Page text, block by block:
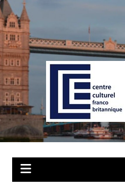
Aller
au
contenu